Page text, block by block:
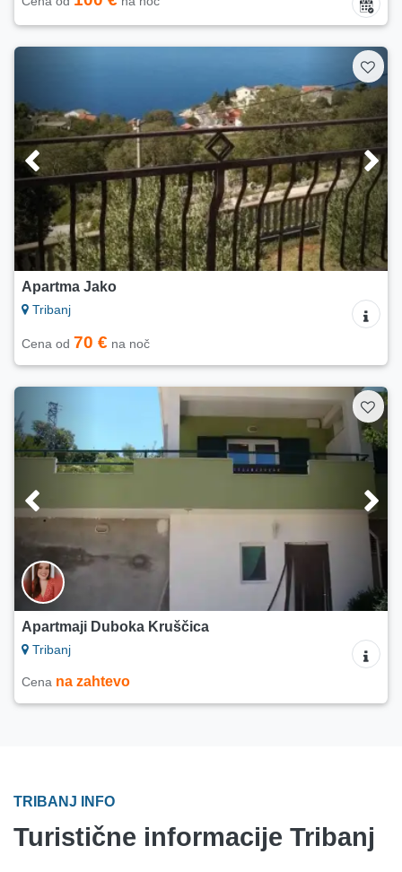
Apartma Jako
Tribanj
Cena od 70 € na noč
Apartmaji Duboka Kruščica
Tribanj
Cena na zahtevo
TRIBANJ INFO
Turistične informacije Tribanj